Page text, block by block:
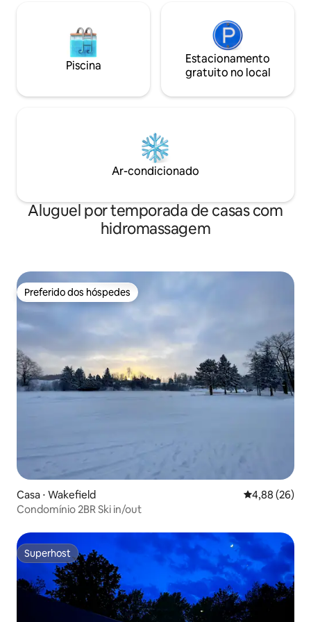
Piscina
Estacionamento
gratuito no local
Ar-condicionado
Aluguel por temporada de casas com
hidromassagem
Preferido dos hóspedes
Preferido dos hóspedes
Casa ⋅ Wakefield 4,88 de uma
4,88 (26)
Condomínio 2BR Ski in/out
Superhost
Superhost